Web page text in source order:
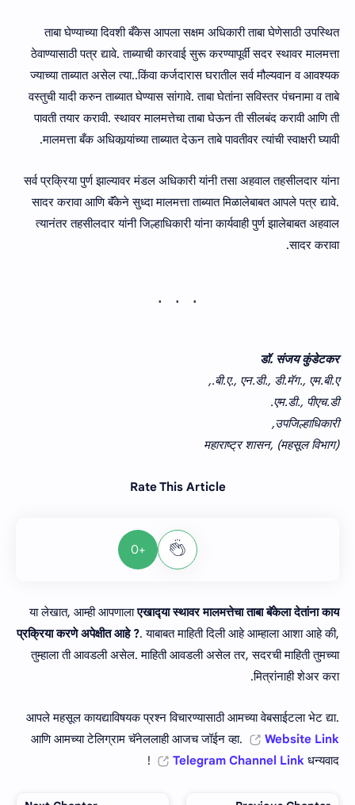
ताबा घेण्याच्या दिवशी बँकेस आपला सक्षम अधिकारी ताबा घेणेसाठी उपस्थित
ठेवाण्‍यासाठी पत्र द्यावे. ताब्‍याची कारवाई सुरू करण्‍यापूर्वी सदर स्थावर मालमत्ता
ज्‍याच्‍या ताब्‍यात असेल त्‍या..किंवा कर्जदारास घरातील सर्व मौल्यवान व आवश्यक
वस्तुची यादी करुन ताब्यात घेण्‍यास सांगावे. ताबा घेतांना सविस्‍तर पंचनामा व ताबे
पावती तयार करावी. स्थावर मालमत्तेचा ताबा घेऊन ती सीलबंद करावी आणि ती
मालमत्ता बँक अधिकार्‍यांच्या ताब्यात देऊन ताबे पावतीवर त्‍यांची स्‍वाक्षरी घ्‍यावी.
सर्व प्रक्रिया पुर्ण झाल्यावर मंडल अधिकारी यांनी तसा अहवाल तहसीलदार यांना
सादर करावा आणि बॅंकेने सुध्दा मालमत्ता ताब्यात मिळालेबाबत आपले पत्र द्यावे.
त्यानंतर तहसीलदार यांनी जिल्हाधिकारी यांना कार्यवाही पुर्ण झालेबाबत अहवाल
सादर करावा.
डॉ. संजय कुंडेटकर
बी.ए., एन.डी., डी.मॅग., एम.बी.ए.,
एम.डी., पीएच.डी.
उपजिल्हाधिकारी,
महाराष्ट्र शासन, (महसूल विभाग)
Rate This Article
+0
या लेखात, आम्ही आपणालाएखाद्‍या स्थावर मालमत्तेचा ताबा बॅकेला देतांना काय
प्रक्रिया करणे अपेक्षीत आहे ?. याबाबत माहिती दिली आहे आम्हाला आशा आहे की,
तुम्हाला ती आवडली असेल. माहिती आवडली असेल तर, सदरची माहिती तुमच्या
मित्रांनाही शेअर करा.
आपले महसूल कायद्याविषयक प्रश्न विचारण्यासाठी आमच्या वेबसाईटला भेट द्या.
आणि आमच्या टेलिग्राम चॅनेललाही आजच जॉईन व्हा.
Website Link
Telegram Channel Link धन्यवाद !